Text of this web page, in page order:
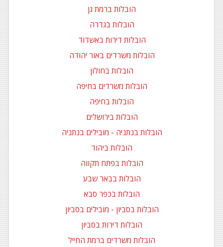
הובלות ברמת גן
הובלות בגדרה
הובלות דירות באשדוד
הובלות משרדים באור יהודה
הובלות בחולון
הובלות משרדים בחיפה
הובלות בחיפה
הובלות בירושלים
הובלות בנתניה - מובילים בנתניה
הובלות ביהוד
הובלות בפתח תקווה
הובלות בבאר שבע
הובלות בכפר סבא
הובלות בסביון - מובילים בסביון
הובלות דירות בסביון
הובלות משרדים ברמת החייל